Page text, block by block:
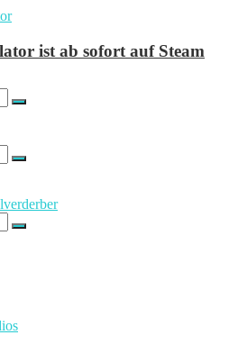
ist ab sofort auf Steam